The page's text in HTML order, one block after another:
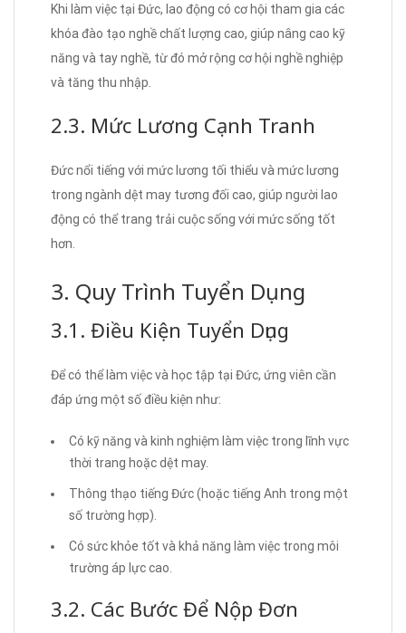
Khi làm việc tại Đức, lao động có cơ hội tham gia các
khóa đào tạo nghề chất lượng cao, giúp nâng cao kỹ
năng và tay nghề, từ đó mở rộng cơ hội nghề nghiệp
và tăng thu nhập.
2.3. Mức Lương Cạnh Tranh
Đức nổi tiếng với mức lương tối thiểu và mức lương
trong ngành dệt may tương đối cao, giúp người lao
động có thể trang trải cuộc sống với mức sống tốt
hơn.
3. Quy Trình Tuyển Dụng
3.1. Điều Kiện Tuyển Dụng
Để có thể làm việc và học tập tại Đức, ứng viên cần
đáp ứng một số điều kiện như:
Có kỹ năng và kinh nghiệm làm việc trong lĩnh vực
thời trang hoặc dệt may.
Thông thạo tiếng Đức (hoặc tiếng Anh trong một
số trường hợp).
Có sức khỏe tốt và khả năng làm việc trong môi
trường áp lực cao.
3.2. Các Bước Để Nộp Đơn